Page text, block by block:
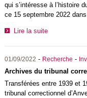
qui s’intéresse à l’histoire
ce 15 septembre 2022
Lire la suite
01/09/2022 - Recherche -
Archives du tribunal
Transférées entre 1939 et
tribunal correctionnel